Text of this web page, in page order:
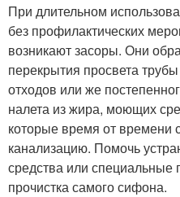
При длительном
без профилактических
возникают засоры. Они
перекрытия просвета
отходов или же
налета из жира, моющих
которые время от времени
канализацию. Помочь
средства или специальные
прочистка самого сифона.